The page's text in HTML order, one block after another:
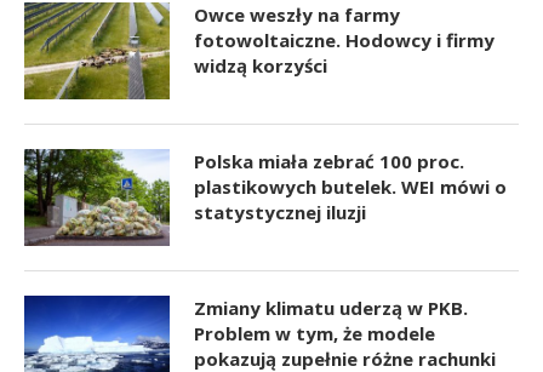
Owce weszły na farmy
fotowoltaiczne. Hodowcy i firmy
widzą korzyści
Polska miała zebrać 100 proc.
plastikowych butelek. WEI mówi o
statystycznej iluzji
Zmiany klimatu uderzą w PKB.
Problem w tym, że modele
pokazują zupełnie różne rachunki